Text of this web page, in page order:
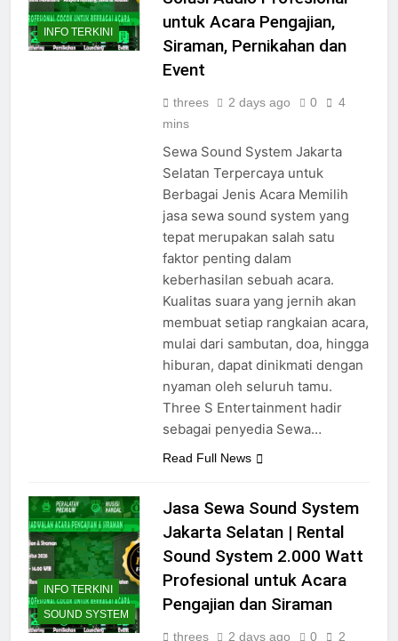
INFO TERKINI
Solusi Audio Profesional
untuk Acara Pengajian,
Siraman, Pernikahan dan
threes
Sewa Sound System Jakarta
Selatan Terpercaya untuk
Berbagai Jenis Acara Memilih
jasa sewa sound system yang
tepat merupakan salah satu
faktor penting dalam
keberhasilan sebuah acara.
Kualitas suara yang jernih akan
membuat setiap rangkaian acara,
mulai dari sambutan, doa, hingga
hiburan, dapat dinikmati dengan
nyaman oleh seluruh tamu.
Three S Entertainment hadir
sebagai penyedia Sewa…
INFO TERKINI
SOUND SYSTEM
Jasa Sewa Sound System
Jakarta Selatan | Rental
Sound System 2.000 Watt
Profesional untuk Acara
Pengajian dan Siraman